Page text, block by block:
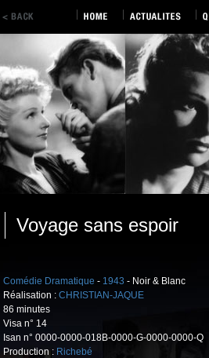
Voyage sans espoir
Comédie Dramatique - 1943 - Noir & Blanc
Réalisation : CHRISTIAN-JAQUE
86 minutes
Visa n° 14
Isan n° 0000-0000-018B-0000-G-0000-0000-Q
Production : Richebé